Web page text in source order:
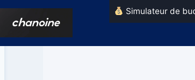
Aller
Simulateur de